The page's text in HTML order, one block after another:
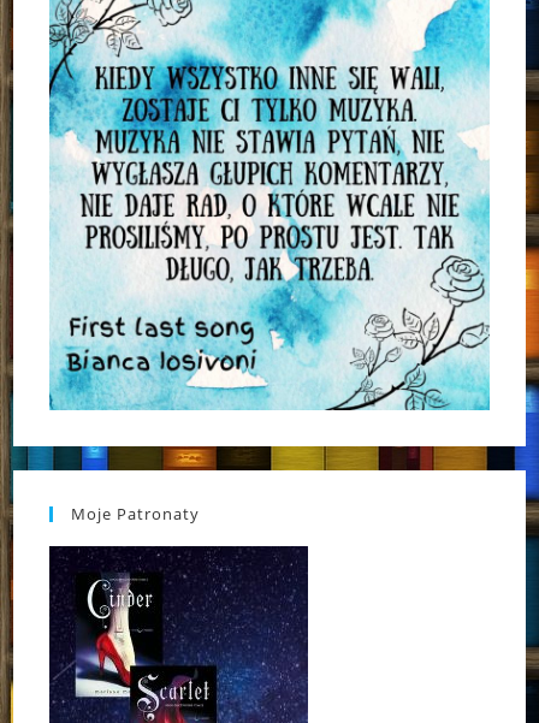
Moje Patronaty